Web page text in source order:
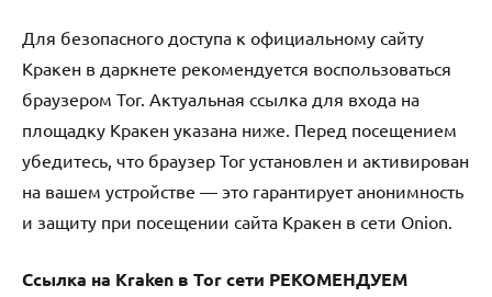
Для безопасного доступа к официальному сайту
Кракен в даркнете рекомендуется воспользоваться
браузером Tor. Актуальная ссылка для входа на
площадку Кракен указана ниже. Перед посещением
убедитесь, что браузер Tor установлен и активирован
на вашем устройстве — это гарантирует анонимность
и защиту при посещении сайта Кракен в сети Onion.
Ссылка на Kraken в Tor сети РЕКОМЕНДУЕМ